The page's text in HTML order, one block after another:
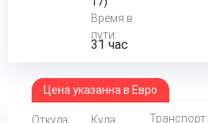
Время в
пути:
31 час
Цена указанна в Евро
Откуда: Куда:
Транспорт: